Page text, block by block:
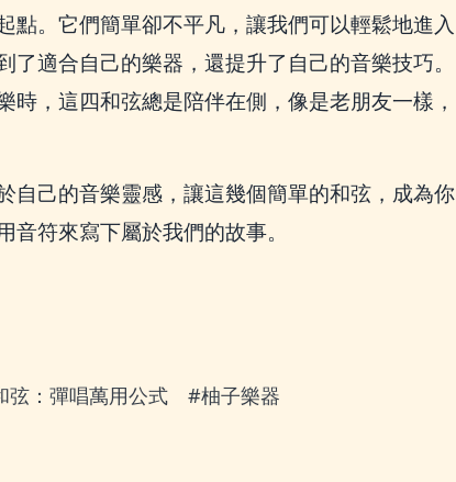
點。它們簡單卻不平凡，讓我們可以輕鬆地進入
適合自己的樂器，還提升了自己的音樂技巧。
，這四和弦總是陪伴在側，像是老朋友一樣，
自己的音樂靈感，讓這幾個簡單的和弦，成為你
符來寫下屬於我們的故事。
弦：彈唱萬用公式 #柚子樂器